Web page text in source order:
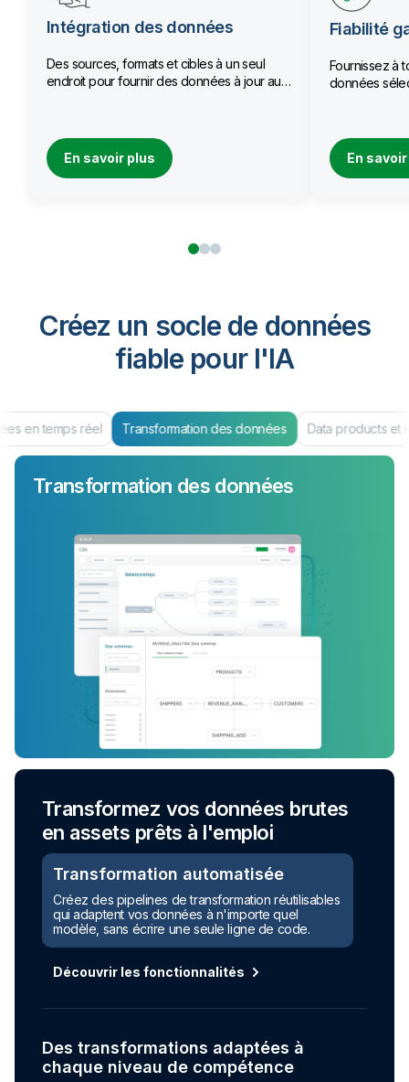
Intégration des données
Des sources, formats et cibles à un seul
endroit pour fournir des données à jour aux
En savoir plus
Fiabilité
Fournissez à
données
En
Créez un socle de données
fiable pour I'IA
en temps réel Transformation des données Data products et
Transformation des données
Transformez vos données brutes
en assets prêts à l'emploi
Transformation automatisée
Créez des pipelines de transformation réutilisables
qui adaptent vos données à n'importe quel
modèle, sans écrire une seule ligne de code.
Découvrir les fonctionnalités
Des transformations adaptées à
chaque niveau de compétence